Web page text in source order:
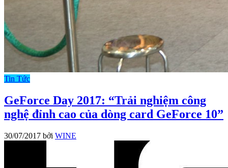
Tin Tức
GeForce Day 2017: “Trải nghiệm công
nghệ đỉnh cao của dòng card GeForce 10”
30/07/2017 bởi WINE